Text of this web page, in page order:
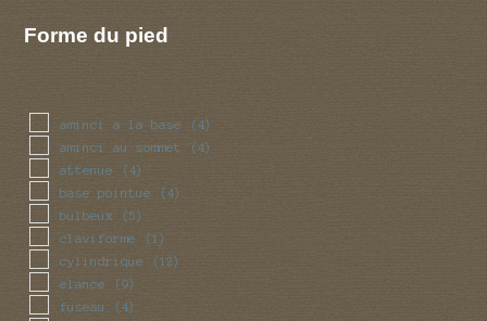
Forme du pied
aminci a la base (4)
aminci au sommet (4)
attenue (4)
base pointue (4)
bulbeux (5)
claviforme (1)
cylindrique (12)
elance (9)
fuseau (4)